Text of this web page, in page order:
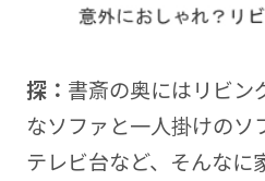
探： 書斎の奥にはリビン
なソファと一人掛けのソ
テレビ台など、そんなに